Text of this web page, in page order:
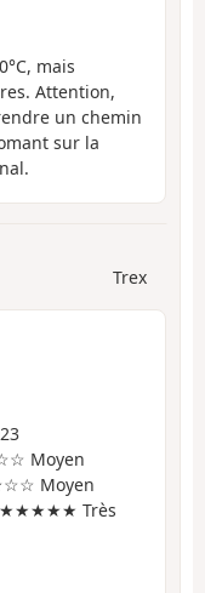
mais
Attention,
un chemin
sur la
Trex
Moyen
Moyen
Très